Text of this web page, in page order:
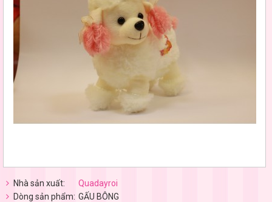
Nhà sản xuất:
Quadayroi
Dòng sản phẩm: GẤU BÔNG